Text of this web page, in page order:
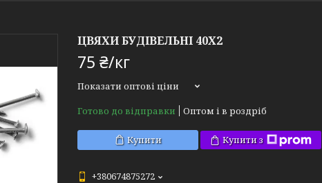
ЦВЯХИ БУДІВЕЛЬНІ 40Х2
75 ₴/кг
Показати оптові ціни
Готово до відправки
Оптом і в роздріб
Купити Купити з
+380674875272